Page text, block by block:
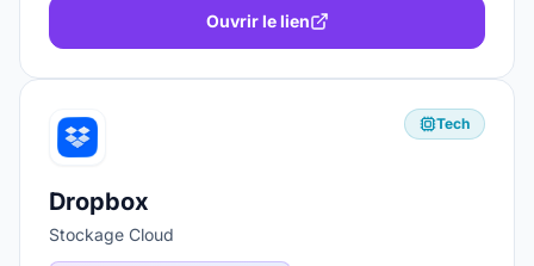
Ouvrir le lien
Tech
Dropbox
Stockage Cloud